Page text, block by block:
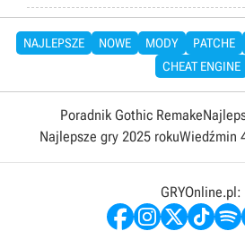
NAJLEPSZE NOWE MODY PATCHE
CHEAT ENGINE
Poradnik Gothic Remake
Najlepsze gry 2025 rokuWiedźmin
GRYOnline.pl: